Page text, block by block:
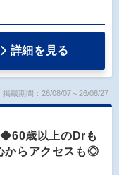
詳細を見る
掲載期間：26/08/07～26/08/27
◆60歳以上のDrも
からアクセスも◎